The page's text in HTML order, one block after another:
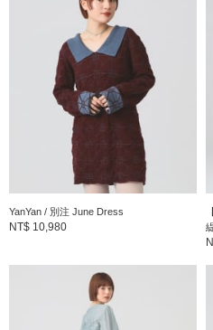
光澤感：無
內裡：有
※商品色澤會依據環境光源或個人
同，如實際商品有色差之情況敬請
※請參考與實品顏色較為接近的商
Ray BEAMS
1984年，BEAMS最初誕生的女裝
的概念，依照季節性自由的發想，
HAPPY的心情一起親身體驗，讓
態度、穿搭的支線品牌。
YanYan / 別注 June Dress
NT$ 10,980